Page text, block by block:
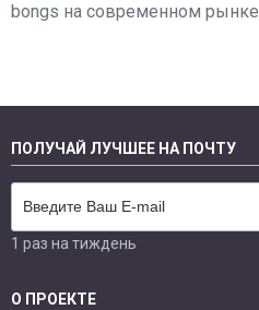
bongs на современном рынке
ПОЛУЧАЙ ЛУЧШЕЕ НА ПОЧТУ
1 раз на тиждень
О ПРОЕКТЕ